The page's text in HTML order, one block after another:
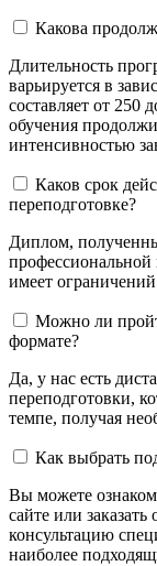
Какова
Длительность
варьируется в
составляет от 250
обучения
интенсивностью
Каков срок
переподготовке?
Диплом,
профессиональной
имеет
Можно ли
формате?
Да, у нас есть
переподготовки,
темпе, получая
Как выбрать
Вы можете
сайте или
консультацию
наиболее